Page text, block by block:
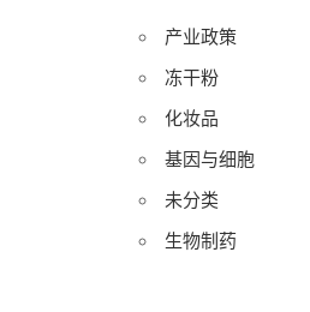
产业政策
冻干粉
化妆品
基因与细胞
未分类
生物制药